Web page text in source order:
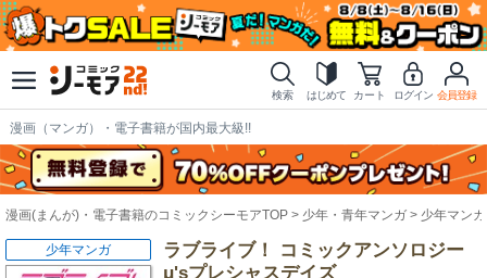
検索 はじめて カート ログイン 会員登録
漫画（マンガ）・電子書籍が国内最大級!!
漫画(まんが)・電子書籍のコミックシーモアTOP 少年・青年マンガ 少年マンガ
ラブライブ！ コミックアンソロジー
μ'sプレシャスデイズ
少年マンガ